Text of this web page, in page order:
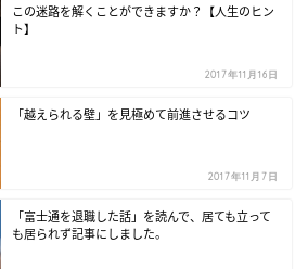
この迷路を解くことができますか？【人生のヒン
ト】
2017年11月16日
「越えられる壁」を見極めて前進させるコツ
2017年11月7日
「富士通を退職した話」を読んで、居ても立って
も居られず記事にしました。